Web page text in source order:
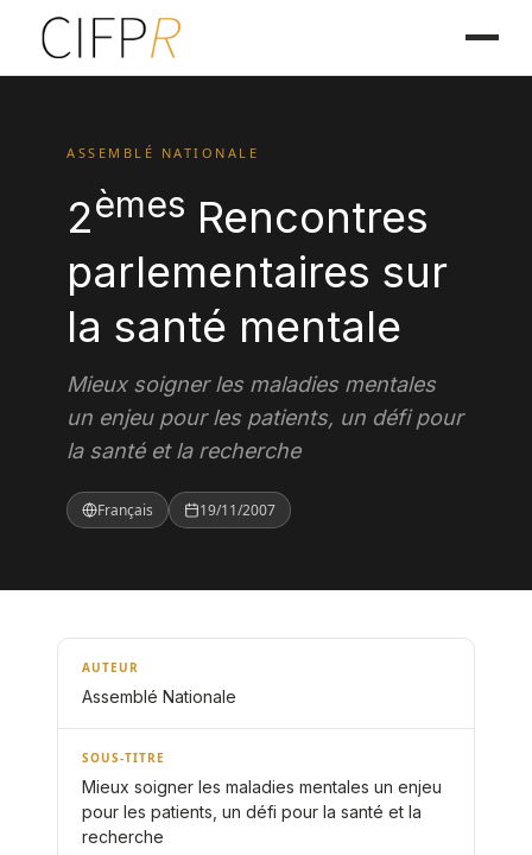
ASSEMBLÉ NATIONALE
2èmes Rencontres
parlementaires sur
la santé mentale
Mieux soigner les maladies mentales
un enjeu pour les patients, un défi pour
la santé et la recherche
Français 19/11/2007
AUTEUR
Assemblé Nationale
SOUS-TITRE
Mieux soigner les maladies mentales un enjeu
pour les patients, un défi pour la santé et la
recherche